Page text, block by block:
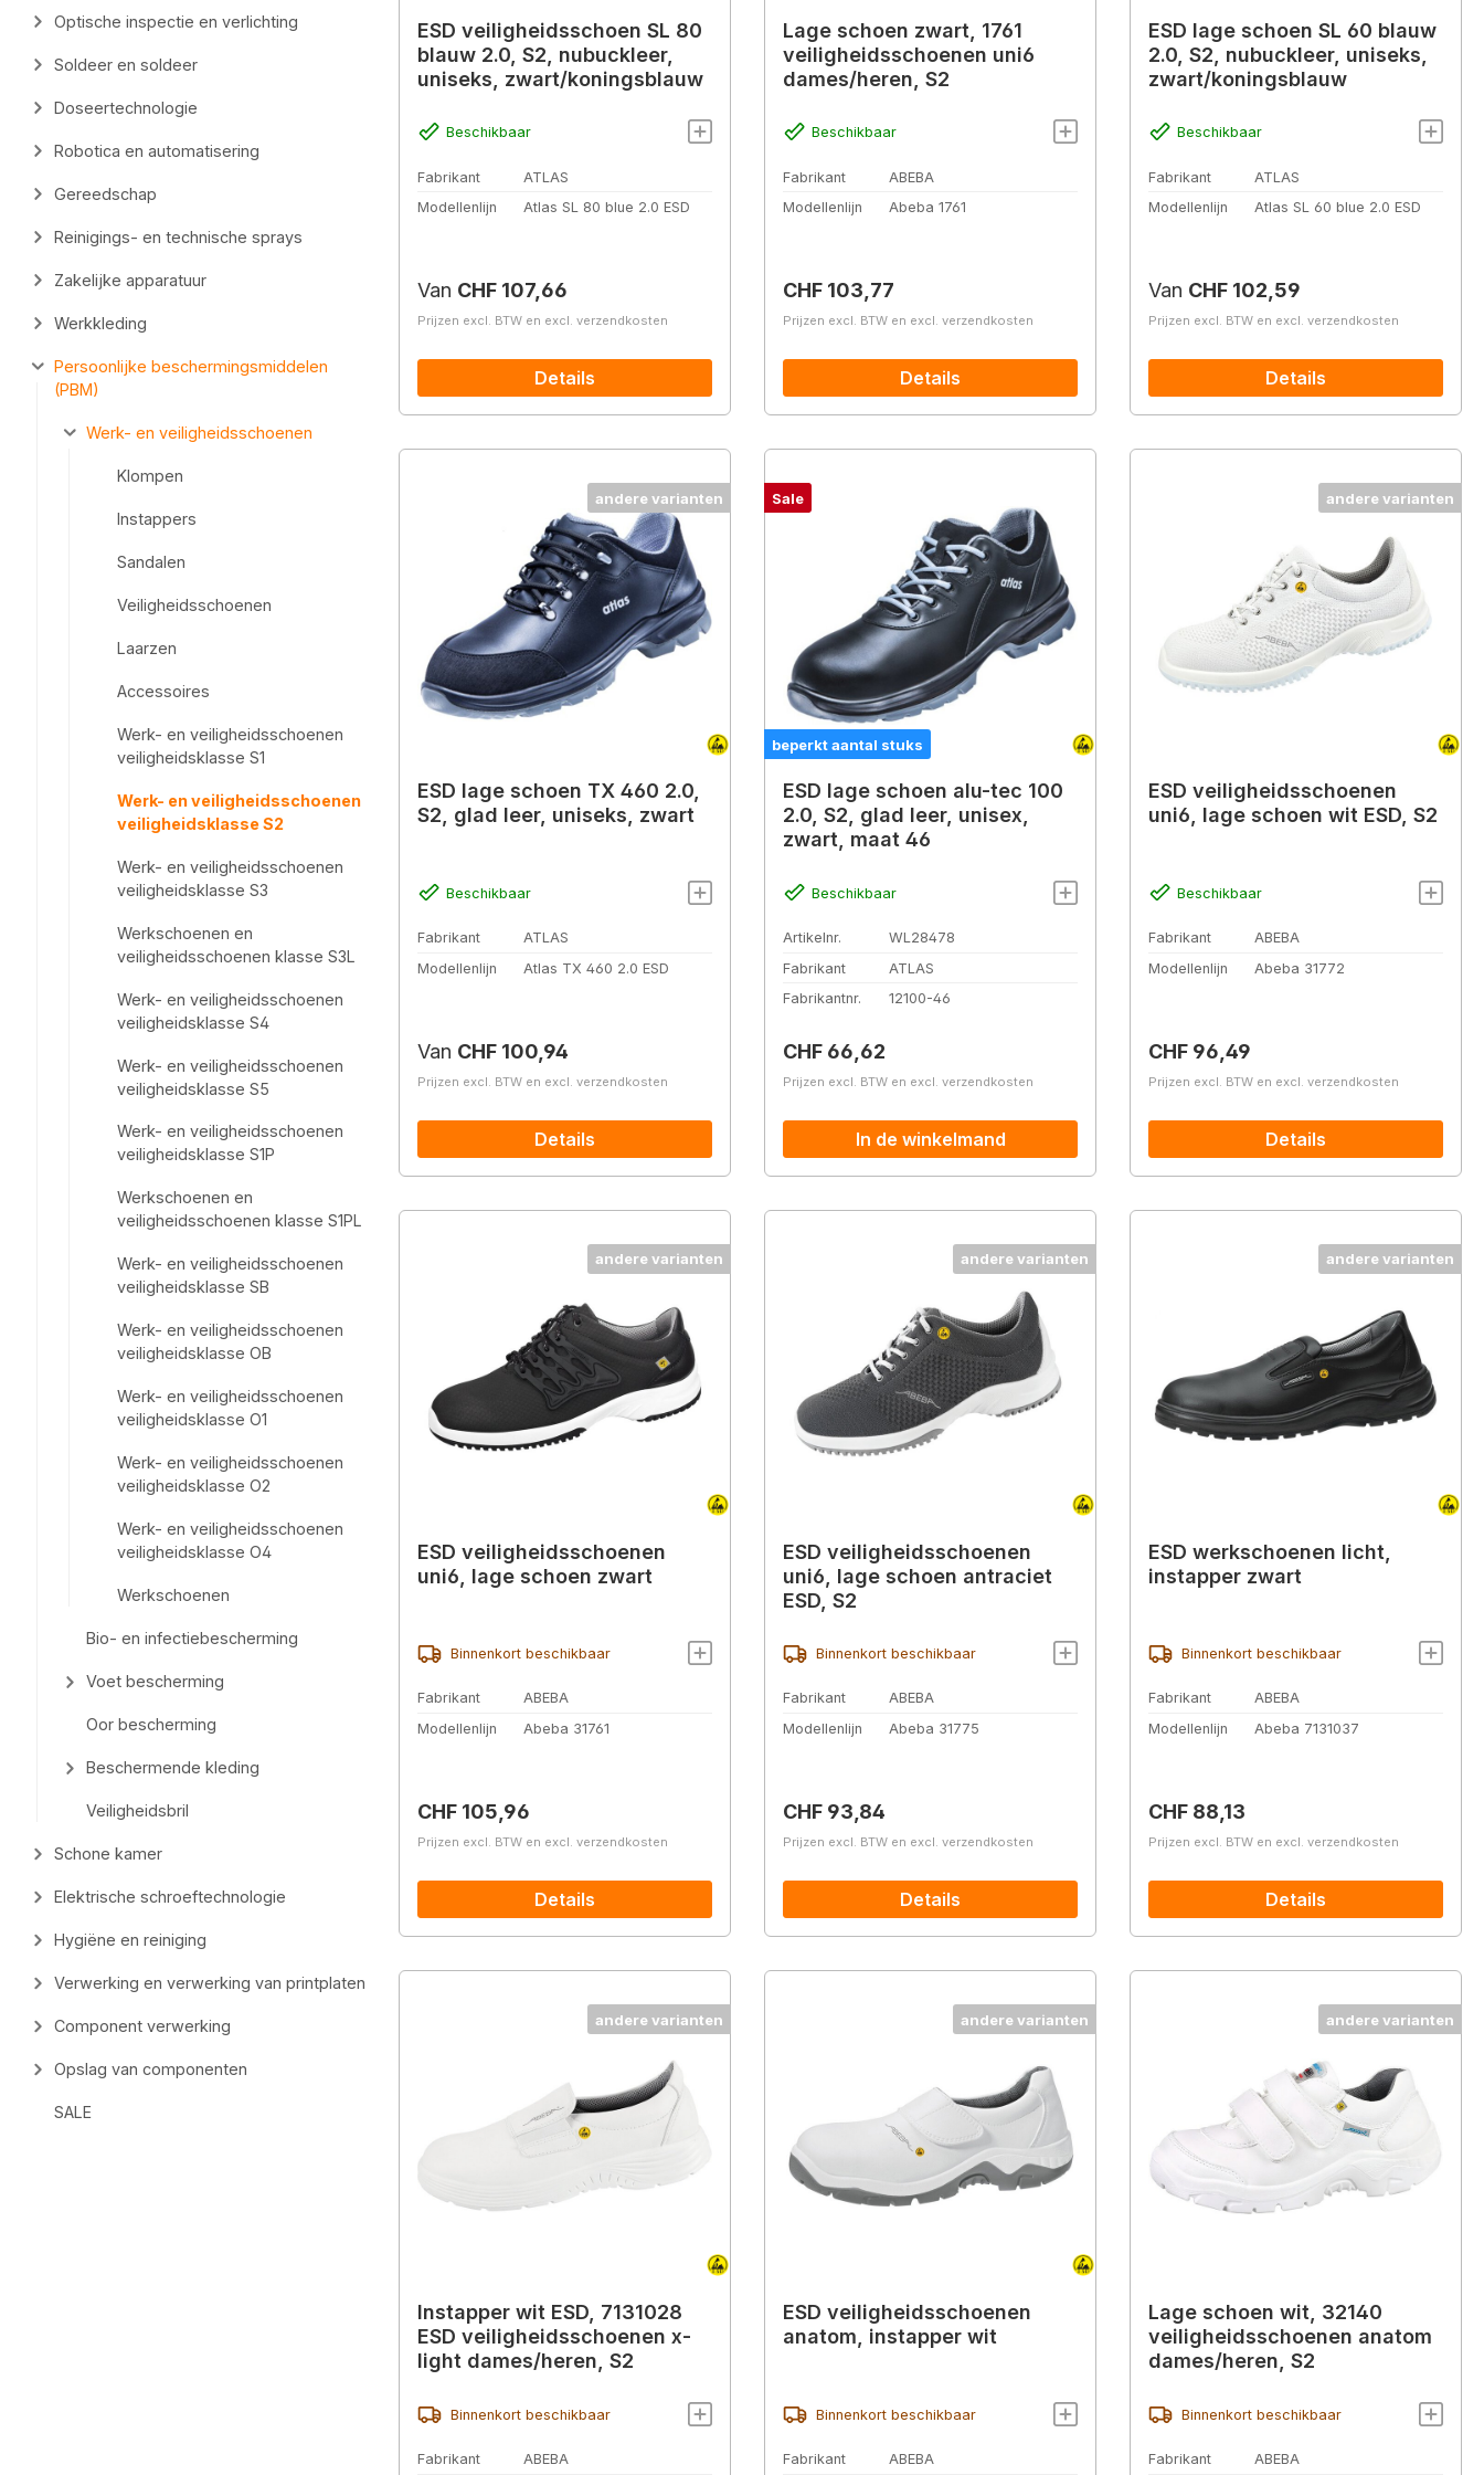
Optische inspectie en verlichting
Soldeer en soldeer
Doseertechnologie
Robotica en automatisering
Gereedschap
Reinigings- en technische sprays
Zakelijke apparatuur
Werkkleding
Persoonlijke beschermingsmiddelen
(PBM)
Werk- en veiligheidsschoenen
Klompen
Instappers
Sandalen
Veiligheidsschoenen
Laarzen
Accessoires
Werk- en veiligheidsschoenen
veiligheidsklasse S1
Werk- en veiligheidsschoenen
veiligheidsklasse S2
Werk- en veiligheidsschoenen
veiligheidsklasse S3
Werkschoenen en
veiligheidsschoenen klasse S3L
Werk- en veiligheidsschoenen
veiligheidsklasse S4
Werk- en veiligheidsschoenen
veiligheidsklasse S5
Werk- en veiligheidsschoenen
veiligheidsklasse S1P
Werkschoenen en
veiligheidsschoenen klasse S1PL
Werk- en veiligheidsschoenen
veiligheidsklasse SB
Werk- en veiligheidsschoenen
veiligheidsklasse OB
Werk- en veiligheidsschoenen
veiligheidsklasse O1
Werk- en veiligheidsschoenen
veiligheidsklasse O2
Werk- en veiligheidsschoenen
veiligheidsklasse O4
Werkschoenen
Bio- en infectiebescherming
Voet bescherming
Oor bescherming
Beschermende kleding
Veiligheidsbril
Schone kamer
Elektrische schroeftechnologie
Hygiëne en reiniging
Verwerking en verwerking van printplaten
Component verwerking
Opslag van componenten
SALE
ESD veiligheidsschoen SL 80
blauw 2.0, S2, nubuckleer,
uniseks, zwart/koningsblauw
Beschikbaar
Fabrikant
ATLAS
Modellenlijn
Atlas SL 80 blue 2.0 ESD
Normale prijs:
Van CHF 107,66
Prijzen excl. BTW en excl. verzendkosten
Details
Lage schoen zwart, 1761
veiligheidsschoenen uni6
dames/heren, S2
Beschikbaar
Fabrikant
ABEBA
Modellenlijn
Abeba 1761
Normale prijs:
CHF 103,77
Prijzen excl. BTW en excl. verzendkosten
Details
ESD lage schoen SL 60 blauw
2.0, S2, nubuckleer, uniseks,
zwart/koningsblauw
Beschikbaar
Fabrikant
ATLAS
Modellenlijn
Atlas SL 60 blue 2.0 ESD
Normale prijs:
Van CHF 102,59
Prijzen excl. BTW en excl. verzendkosten
Details
andere varianten
ESD lage schoen TX 460 2.0,
S2, glad leer, uniseks, zwart
Beschikbaar
Fabrikant
ATLAS
Modellenlijn
Atlas TX 460 2.0 ESD
Normale prijs:
Van CHF 100,94
Prijzen excl. BTW en excl. verzendkosten
Details
Sale
beperkt aantal stuks
ESD lage schoen alu-tec 100
2.0, S2, glad leer, unisex,
zwart, maat 46
Beschikbaar
Artikelnr.
WL28478
Fabrikant
ATLAS
Fabrikantnr.
12100-46
Normale prijs:
CHF 66,62
Prijzen excl. BTW en excl. verzendkosten
In de winkelmand
andere varianten
ESD veiligheidsschoenen
uni6, lage schoen wit ESD, S2
Beschikbaar
Fabrikant
ABEBA
Modellenlijn
Abeba 31772
Normale prijs:
CHF 96,49
Prijzen excl. BTW en excl. verzendkosten
Details
andere varianten
ESD veiligheidsschoenen
uni6, lage schoen zwart
Binnenkort beschikbaar
Fabrikant
ABEBA
Modellenlijn
Abeba 31761
Normale prijs:
CHF 105,96
Prijzen excl. BTW en excl. verzendkosten
Details
andere varianten
ESD veiligheidsschoenen
uni6, lage schoen antraciet
ESD, S2
Binnenkort beschikbaar
Fabrikant
ABEBA
Modellenlijn
Abeba 31775
Normale prijs:
CHF 93,84
Prijzen excl. BTW en excl. verzendkosten
Details
andere varianten
ESD werkschoenen licht,
instapper zwart
Binnenkort beschikbaar
Fabrikant
ABEBA
Modellenlijn
Abeba 7131037
Normale prijs:
CHF 88,13
Prijzen excl. BTW en excl. verzendkosten
Details
andere varianten
Instapper wit ESD, 7131028
ESD veiligheidsschoenen x-
light dames/heren, S2
Binnenkort beschikbaar
Fabrikant ABEBA
andere varianten
ESD veiligheidsschoenen
anatom, instapper wit
Binnenkort beschikbaar
Fabrikant ABEBA
andere varianten
Lage schoen wit, 32140
veiligheidsschoenen anatom
dames/heren, S2
Binnenkort beschikbaar
Fabrikant ABEBA